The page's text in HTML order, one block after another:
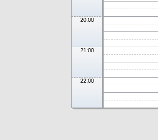
20:00
21:00
22:00